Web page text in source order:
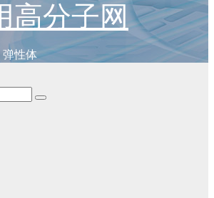
高分子网
弹性体